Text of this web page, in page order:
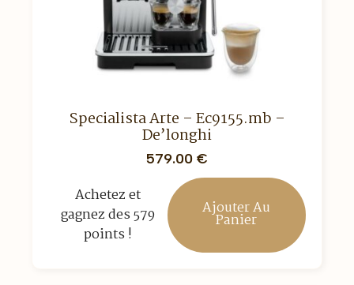
Specialista Arte – Ec9155.mb –
De’longhi
579.00 €
Achetez et
gagnez des 579
points !
Ajouter Au
Panier